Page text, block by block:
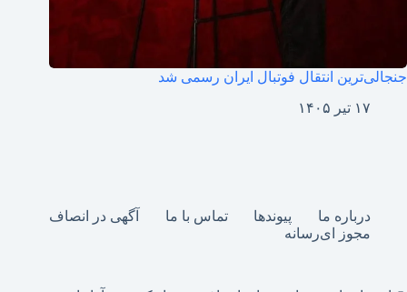
جنجالی‌ترین انتقال فوتبال ایران رسمی شد
۱۷ تیر ۱۴۰۵
درباره ما پیوندها تماس با ما
آگهی در انصاف
مجوز ای‌رسانه